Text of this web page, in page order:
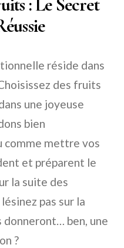
: Le Secret
réside dans
des fruits
une joyeuse
bien
comme mettre vos
et préparent le
la suite des
pas sur la
ben, une
?